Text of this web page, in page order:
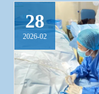
、重症肺炎、重
、血气胸、肺栓
心律失常、急
心包填塞等
28
2026-02